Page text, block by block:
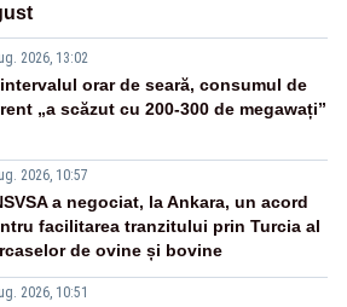
2026, 13:02
orar de seară, consumul de
„a scăzut cu 200-300 de megawați”
2026, 10:57
a negociat, la Ankara, un acord
facilitarea tranzitului prin Turcia al
de ovine și bovine
2026, 10:51